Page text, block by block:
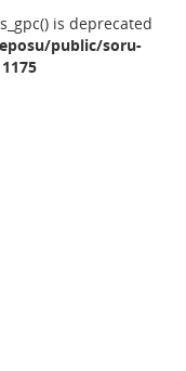
is deprecated
public/soru-
1175